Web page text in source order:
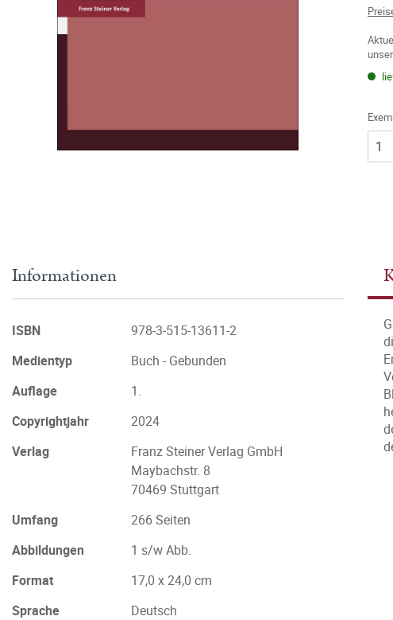
unser
Informationen
ISBN
978-3-515-13611-2
Medientyp
Buch - Gebunden
Auflage
1.
Copyrightjahr
2024
Verlag
Franz Steiner Verlag GmbH
Maybachstr. 8
70469 Stuttgart
Umfang
266 Seiten
Abbildungen
1 s/w Abb.
Format
17,0 x 24,0 cm
Sprache
Deutsch